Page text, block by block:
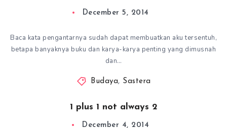
December 5, 2014
Baca kata pengantarnya sudah dapat membuatkan aku tersentuh,
betapa banyaknya buku dan karya-karya penting yang dimusnah
dan…
Budaya, Sastera
1 plus 1 not always 2
December 4, 2014